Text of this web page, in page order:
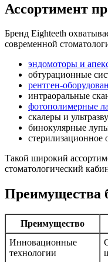
Ассортимент
Бренд Eighteeth
современной
эндомоторы и
обтурационные
рентген-
интраоральные
фотополимерные
скалеры и
бинокулярные
стерилизационное
Такой широкий
стоматологический
Преимущества
Преимущество
Инновационные
технологии